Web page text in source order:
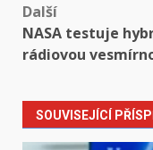
Další
NASA testuje
rádiovou
SOUVISEJÍCÍ